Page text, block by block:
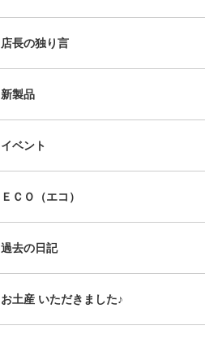
店長の独り言
新製品
イベント
ＥＣＯ（エコ）
過去の日記
お土産 いただきました♪